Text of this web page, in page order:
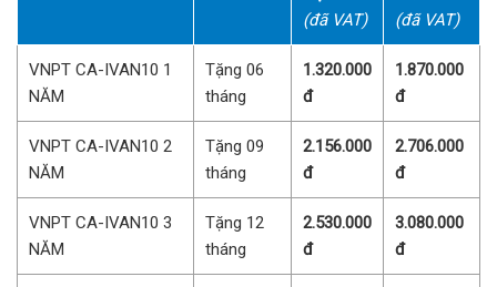
(đã VAT)
(đã VAT)
VNPT CA-IVAN10 1
NĂM
Tặng 06
tháng
1.320.000
đ
1.870.000
đ
VNPT CA-IVAN10 2
NĂM
Tặng 09
tháng
2.156.000
đ
2.706.000
đ
VNPT CA-IVAN10 3
NĂM
Tặng 12
tháng
2.530.000
đ
3.080.000
đ